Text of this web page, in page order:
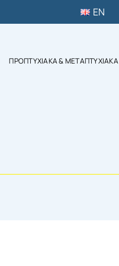
EN
ΠΡΟΠΤΥΧΙΑΚΑ & ΜΕΤΑΠΤΥΧΙΑΚΑ